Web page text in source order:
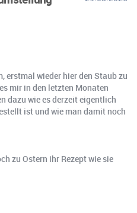
erstmal wieder hier den Staub zu
mir in den letzten Monaten
dazu wie es derzeit eigentlich
ist und wie man damit noch
zu Ostern ihr Rezept wie sie